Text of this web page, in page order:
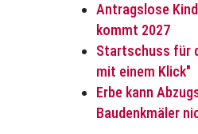
Antragslose
kommt 2027
Startschuss für
mit einem Klick"
Erbe kann
Baudenkmäler